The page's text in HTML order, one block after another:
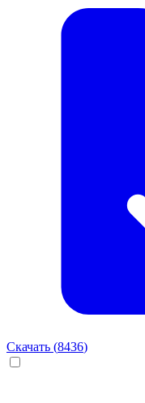
Скачать (8436)